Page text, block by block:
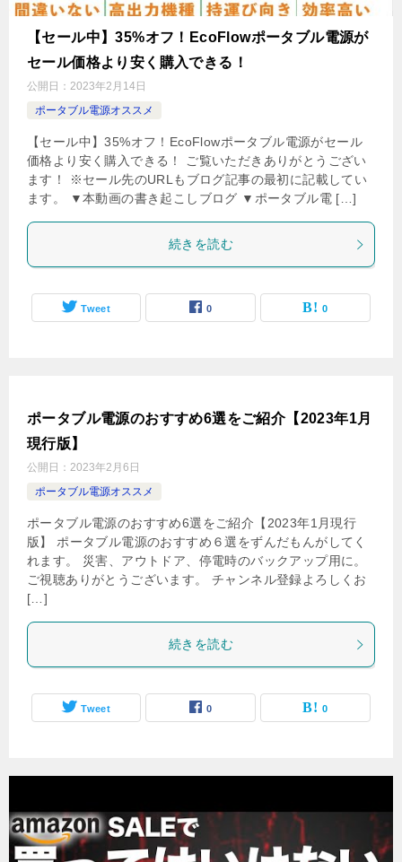
【セール中】35%オフ！EcoFlowポータブル電源が
セール価格より安く購入できる！
公開日： 2023年2月14日
ポータブル電源オススメ
【セール中】35%オフ！EcoFlowポータブル電源がセール
価格より安く購入できる！ ご覧いただきありがとうござい
ます！ ※セール先のURLもブログ記事の最初に記載してい
ます。 ▼本動画の書き起こしブログ ▼ポータブル電 […]
続きを読む
Tweet 0 0
ポータブル電源のおすすめ6選をご紹介【2023年1月
現行版】
公開日： 2023年2月6日
ポータブル電源オススメ
ポータブル電源のおすすめ6選をご紹介【2023年1月現行
版】 ポータブル電源のおすすめ６選をずんだもんがしてく
れます。 災害、アウトドア、停電時のバックアップ用に。
ご視聴ありがとうございます。 チャンネル登録よろしくお
[…]
続きを読む
Tweet 0 0